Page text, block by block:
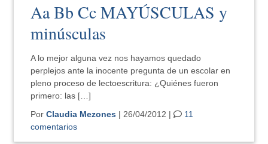
Aa Bb Cc MAYÚSCULAS y
minúsculas
A lo mejor alguna vez nos hayamos quedado
perplejos ante la inocente pregunta de un escolar en
pleno proceso de lectoescritura: ¿Quiénes fueron
primero: las […]
PorClaudia Mezones | 26/04/2012 |
11
comentarios